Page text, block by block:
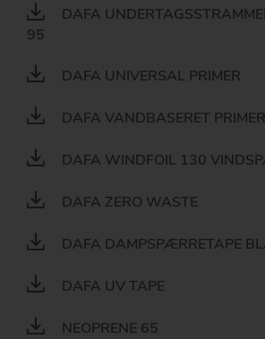
DAFA
95
DAFA UNIVERSAL PRIMER
DAFA VANDBASERET PRIMER
DAFA WINDFOIL 130
DAFA ZERO WASTE
DAFA DAMPSPÆRRETAPE
DAFA UV TAPE
NEOPRENE 65